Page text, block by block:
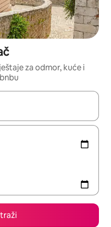
za odmor, kuće i
ćete ih pregledati